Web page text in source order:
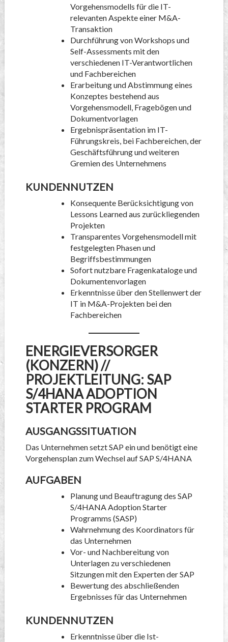
Vorgehensmodells für die IT-
relevanten Aspekte einer M&A-
Transaktion
Durchführung von Workshops und
Self-Assessments mit den
verschiedenen IT-Verantwortlichen
und Fachbereichen
Erarbeitung und Abstimmung eines
Konzeptes bestehend aus
Vorgehensmodell, Fragebögen und
Dokumentvorlagen
Ergebnispräsentation im IT-
Führungskreis, bei Fachbereichen, der
Geschäftsführung und weiteren
Gremien des Unternehmens
KUNDENNUTZEN
Konsequente Berücksichtigung von
Lessons Learned aus zurückliegenden
Projekten
Transparentes Vorgehensmodell mit
festgelegten Phasen und
Begriffsbestimmungen
Sofort nutzbare Fragenkataloge und
Dokumentenvorlagen
Erkenntnisse über den Stellenwert der
IT in M&A-Projekten bei den
Fachbereichen
ENERGIEVERSORGER
(KONZERN) //
PROJEKTLEITUNG: SAP
S/4HANA ADOPTION
STARTER PROGRAM
AUSGANGSSITUATION
Das Unternehmen setzt SAP ein und benötigt eine
Vorgehensplan zum Wechsel auf SAP S/4HANA
AUFGABEN
Planung und Beauftragung des SAP
S/4HANA Adoption Starter
Programms (SASP)
Wahrnehmung des Koordinators für
das Unternehmen
Vor- und Nachbereitung von
Unterlagen zu verschiedenen
Sitzungen mit den Experten der SAP
Bewertung des abschließenden
Ergebnisses für das Unternehmen
KUNDENNUTZEN
Erkenntnisse über die Ist-